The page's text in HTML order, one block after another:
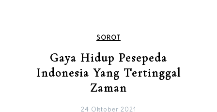
SOROT
Gaya Hidup Pesepeda
Indonesia Yang Tertinggal
Zaman
24 Oktober 2021